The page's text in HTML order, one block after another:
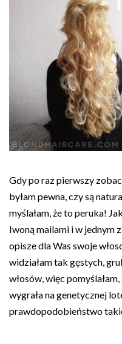
Gdy po raz pierwszy
byłam pewna, czy są
myślałam, że to peruka!
Iwoną mailami i w jednym
opisze dla Was swoje
widziałam tak gęstych,
włosów, więc
wygrała na genetycznej
prawdopodobieństwo